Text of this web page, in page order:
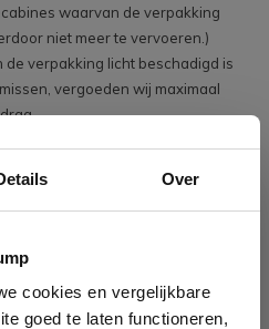
Over
cookies en vergelijkbare
goed te laten functioneren,
waarvan de verpakking
niet meer te vervoeren.)
verpakking licht beschadigd is
vergoeden wij maximaal
onze 1000 m²